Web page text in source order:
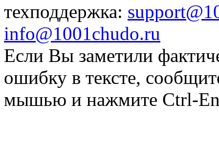
техподдержка:
info@1001chudo.ru
Если Вы заметили
ошибку в тексте,
мышью и нажмите Ctrl-